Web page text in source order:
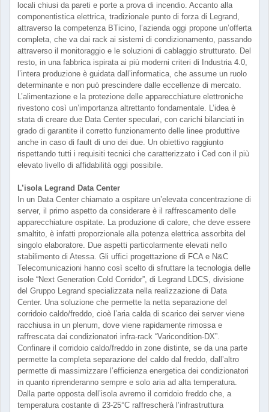
locali chiusi da pareti e porte a prova di incendio. Accanto alla
componentistica elettrica, tradizionale punto di forza di Legrand,
attraverso la competenza BTicino, l’azienda oggi propone un’offerta
completa, che va dai rack ai sistemi di condizionamento, passando
attraverso il monitoraggio e le soluzioni di cablaggio strutturato. Del
resto, in una fabbrica ispirata ai più moderni criteri di Industria 4.0,
l’intera produzione è guidata dall’informatica, che assume un ruolo
determinante e non può prescindere dalle eccellenze di mercato.
L’alimentazione e la protezione delle apparecchiature elettroniche
rivestono così un’importanza altrettanto fondamentale. L’idea è
stata di creare due Data Center speculari, con carichi bilanciati in
grado di garantite il corretto funzionamento delle linee produttive
anche in caso di fault di uno dei due. Un obiettivo raggiunto
rispettando tutti i requisiti tecnici che caratterizzato i Ced con il più
elevato livello di affidabilità oggi possibile.
L’isola Legrand Data Center
In un Data Center chiamato a ospitare un’elevata concentrazione di
server, il primo aspetto da considerare è il raffrescamento delle
apparecchiature ospitate. La produzione di calore, che deve essere
smaltito, è infatti proporzionale alla potenza elettrica assorbita del
singolo elaboratore. Due aspetti particolarmente elevati nello
stabilimento di Atessa. Gli uffici progettazione di FCA e N&C
Telecomunicazioni hanno così scelto di sfruttare la tecnologia delle
isole “Next Generation Cold Corridor”, di Legrand LDCS, divisione
del Gruppo Legrand specializzata nella realizzazione di Data
Center. Una soluzione che permette la netta separazione del
corridoio caldo/freddo, cioè l’aria calda di scarico dei server viene
racchiusa in un plenum, dove viene rapidamente rimossa e
raffrescata dai condizionatori infra-rack “Varicondition-DX”.
Confinare il corridoio caldo/freddo in zone distinte, se da una parte
permette la completa separazione del caldo dal freddo, dall’altro
permette di massimizzare l’efficienza energetica dei condizionatori
in quanto riprenderanno sempre e solo aria ad alta temperatura.
Dalla parte opposta dell’isola avremo il corridoio freddo che, a
temperatura costante di 23-25°C raffrescherà l’infrastruttura